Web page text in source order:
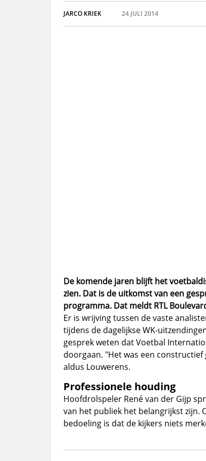
JARCO KRIEK 24 JULI 2014
De komende jaren blijft het
zien. Dat is de uitkomst van een
programma. Dat meldt RTL
Er is wrijving tussen de vaste
tijdens de dagelijkse WK-
gesprek weten dat Voetbal
doorgaan. "Het was een
aldus Louwerens.
Professionele houding
Hoofdrolspeler René van der Gijp
van het publiek het belangrijkst zijn.
bedoeling is dat de kijkers niets